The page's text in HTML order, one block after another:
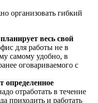
организовать гибкий
весь свой
для работы не в
самому удобно, в
оговариваемого с
определенное
отработать в течение
приходить и работать